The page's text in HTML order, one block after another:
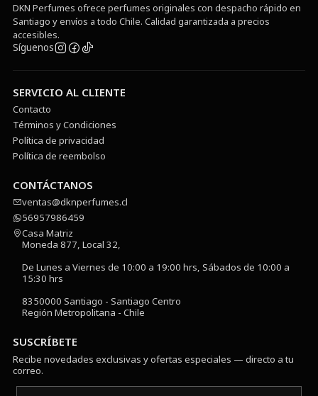
DKN Perfumes ofrece perfumes originales con despacho rápido en
Santiago y envíos a todo Chile. Calidad garantizada a precios
accesibles.
Síguenos
SERVICIO AL CLIENTE
Contacto
Términos y Condiciones
Política de privacidad
Política de reembolso
CONTÁCTANOS
ventas@dknperfumes.cl
56957986459
Casa Matriz
Moneda 877, Local 32,
De Lunes a Viernes de 10:00 a 19:00 hrs, Sábados de 10:00 a
15:30 hrs
8350000 Santiago - Santiago Centro
Región Metropolitana - Chile
SUSCRÍBETE
Recibe novedades exclusivas y ofertas especiales — directo a tu
correo.